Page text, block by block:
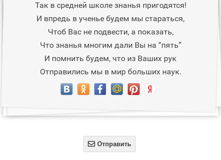
Так в средней школе знанья пригодятся!
И впредь в ученье будем мы стараться,
Чтоб Вас не подвести, а показать,
Что знанья многим дали Вы на “пять”
И помнить будем, что из Ваших рук
Отправились мы в мир больших наук.
 Отправить